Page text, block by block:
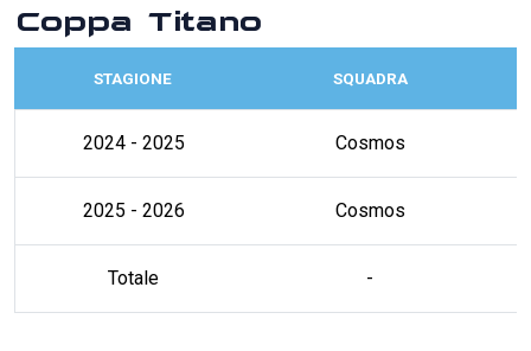
Coppa Titano
STAGIONE SQUADRA
2024 - 2025 Cosmos
2025 - 2026 Cosmos
Totale -